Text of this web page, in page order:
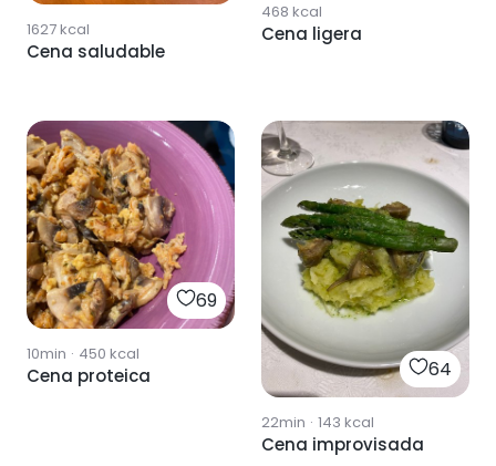
1627kcal
Cena saludable
468 kcal
Cena ligera
69
10min · 450 kcal
Cena proteica 64
22min · 143 kcal
Cena improvisada